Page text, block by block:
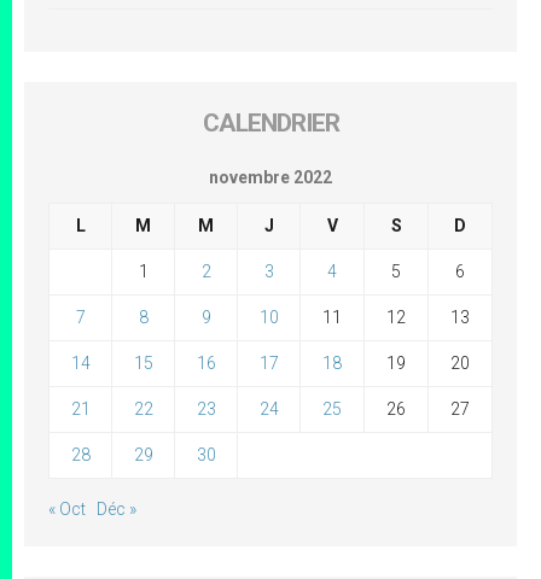
CALENDRIER
novembre 2022
L M M J V S D
1 2 3 4 5 6
7 8 9 10 11 12 13
14 15 16 17 18 19 20
21 22 23 24 25 26 27
28 29 30
« Oct Déc »